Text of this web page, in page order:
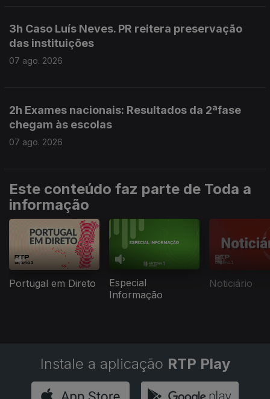
3h Caso Luís Neves. PR reitera preservação
das instituições
07 ago. 2026
2h Exames nacionais: Resultados da 2ªfase
chegam às escolas
07 ago. 2026
Este conteúdo faz parte de Toda a
informação
Portugal em Direto
Especial
Informação
Noticiário
Instale a aplicação RTP Play